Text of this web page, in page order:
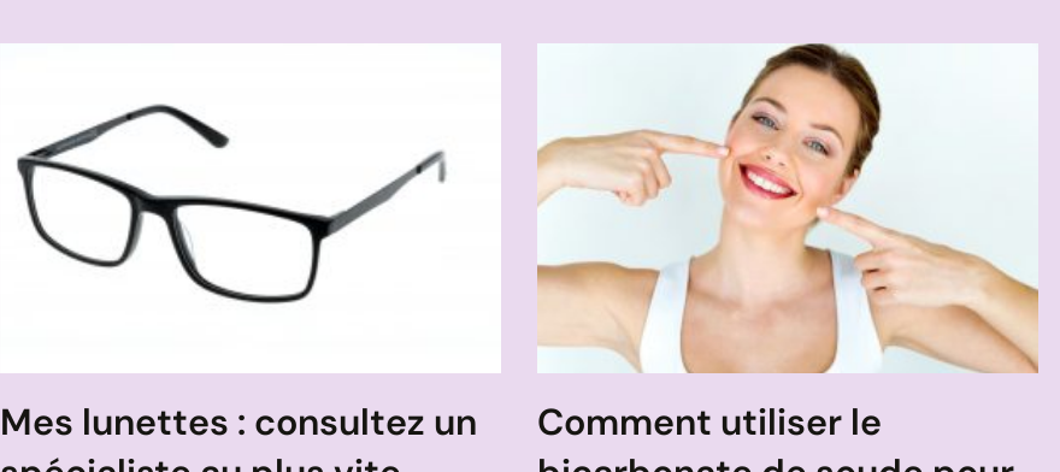
Mes lunettes : consultez un
Comment utiliser le